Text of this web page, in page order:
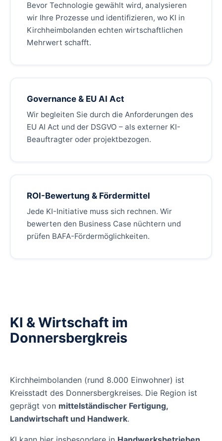
Bevor Technologie gewählt wird, analysieren
wir Ihre Prozesse und identifizieren, wo KI in
Kirchheimbolanden echten wirtschaftlichen
Mehrwert schafft.
Governance & EU AI Act
Wir begleiten Sie durch die Anforderungen des
EU AI Act und der DSGVO – als externer KI-
Beauftragter oder projektbezogen.
ROI-Bewertung & Fördermittel
Jede KI-Initiative muss sich rechnen. Wir
bewerten den Business Case nüchtern und
prüfen BAFA-Fördermöglichkeiten.
KI & Wirtschaft im
Donnersbergkreis
Kirchheimbolanden (rund 8.000 Einwohner) ist
Kreisstadt des Donnersbergkreises. Die Region ist
geprägt von mittelständischer Fertigung,
Landwirtschaft und Handwerk.